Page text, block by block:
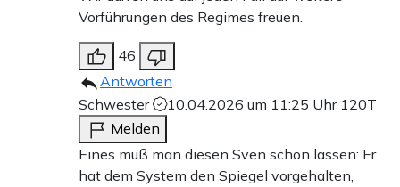
Vorführungen des Regimes freuen.
46
Antworten
Schwester
10.04.2026 um 11:25 Uhr 120T
Melden
Eines muß man diesen Sven schon lassen: Er
hat dem System den Spiegel vorgehalten,